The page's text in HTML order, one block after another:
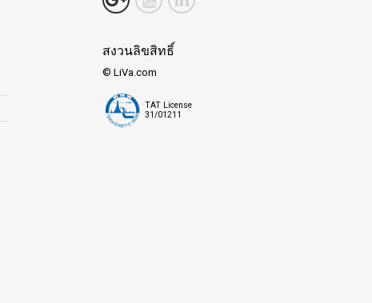
สงวนลิขสิทธิ์
© LiVa.com
TAT License
31/01211